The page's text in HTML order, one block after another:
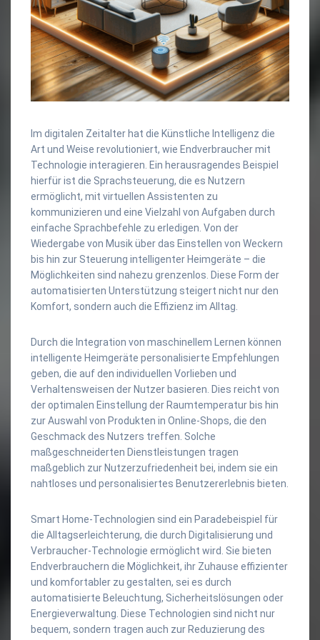
Im digitalen Zeitalter hat die Künstliche Intelligenz die
Art und Weise revolutioniert, wie Endverbraucher mit
Technologie interagieren. Ein herausragendes Beispiel
hierfür ist die Sprachsteuerung, die es Nutzern
ermöglicht, mit virtuellen Assistenten zu
kommunizieren und eine Vielzahl von Aufgaben durch
einfache Sprachbefehle zu erledigen. Von der
Wiedergabe von Musik über das Einstellen von Weckern
bis hin zur Steuerung intelligenter Heimgeräte – die
Möglichkeiten sind nahezu grenzenlos. Diese Form der
automatisierten Unterstützung steigert nicht nur den
Komfort, sondern auch die Effizienz im Alltag.
Durch die Integration von maschinellem Lernen können
intelligente Heimgeräte personalisierte Empfehlungen
geben, die auf den individuellen Vorlieben und
Verhaltensweisen der Nutzer basieren. Dies reicht von
der optimalen Einstellung der Raumtemperatur bis hin
zur Auswahl von Produkten in Online-Shops, die den
Geschmack des Nutzers treffen. Solche
maßgeschneiderten Dienstleistungen tragen
maßgeblich zur Nutzerzufriedenheit bei, indem sie ein
nahtloses und personalisiertes Benutzererlebnis bieten.
Smart Home-Technologien sind ein Paradebeispiel für
die Alltagserleichterung, die durch Digitalisierung und
Verbraucher-Technologie ermöglicht wird. Sie bieten
Endverbrauchern die Möglichkeit, ihr Zuhause effizienter
und komfortabler zu gestalten, sei es durch
automatisierte Beleuchtung, Sicherheitslösungen oder
Energieverwaltung. Diese Technologien sind nicht nur
bequem, sondern tragen auch zur Reduzierung des